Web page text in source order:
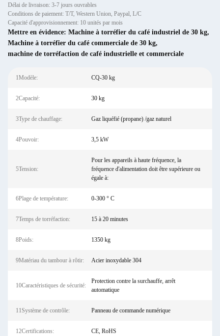
Délai de livraison: 3-7 jours ouvrables
Conditions de paiement: T/T, Western Union, Paypal, L/C
Capacité d'approvisionnement: 10 unités par mois
Mettre en évidence: Machine à torréfier du café industriel de 30 kg,
Machine à torréfier du café commerciale de 30 kg,
machine de torréfaction de café industrielle et commerciale
1Modèle: CQ-30 kg
2Capacité: 30 kg
3Type de chauffage: Gaz liquéfié (propane) /gaz naturel
4Pouvoir: 3,5 kW
5Tension:
Pour les appareils à haute fréquence, la
fréquence d'alimentation doit être supérieure ou
égale à:
6Plage de température: 0-300 ° C
7Temps de torréfaction: 15 à 20 minutes
8Poids: 1350 kg
9Matériau du tambour à rôtir: Acier inoxydable 304
10Caractéristiques de sécurité:
Protection contre la surchauffe, arrêt
automatique
11Système de contrôle: Panneau de commande numérique
12Certifications: CE, RoHS